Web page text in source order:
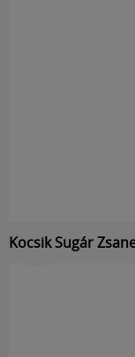
Kocsik Sugár